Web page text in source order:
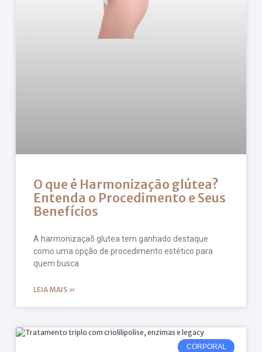
O que é Harmonização glútea?
Entenda o Procedimento e Seus
Benefícios
A harmonizaçaõ glutea tem ganhado destaque
como uma opção de procedimento estético para
quem busca
LEIA MAIS »
CORPORAL